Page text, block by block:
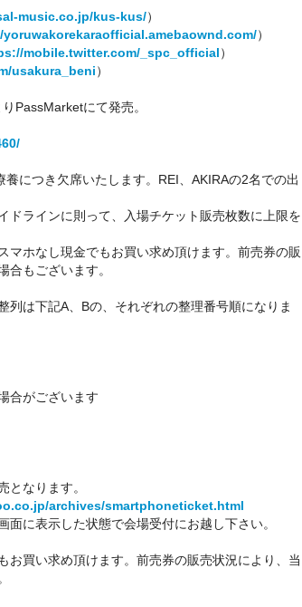
music.co.jp/kus-kus/）
）
mobile.twitter.com/_spc_official）
usakura_beni）
PassMarketにて発売。
につき欠席いたします。REI、AKIRAの2名での出
ドラインに則って、入場チケット販売枚数に上限を
マホなし現金でもお買い求め頂けます。前売券の販
合もございます。
は下記A、Bの、それぞれの整理番号順になりま
合がございます
となります。
archives/smartphoneticket.html
面に表示した状態で会場受付にお越し下さい。
お買い求め頂けます。前売券の販売状況により、当